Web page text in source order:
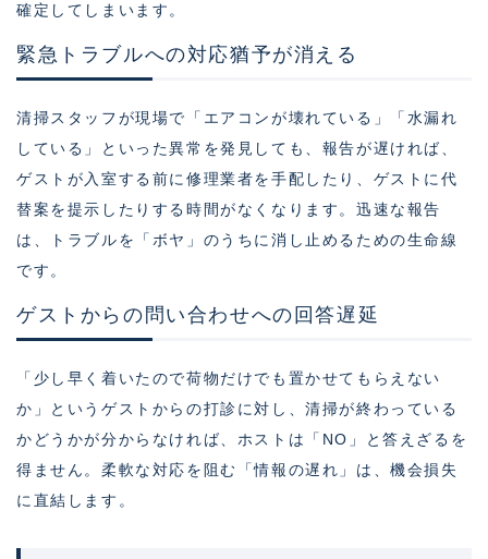
確定してしまいます。
緊急トラブルへの対応猶予が消える
清掃スタッフが現場で「エアコンが壊れている」「水漏れ
している」といった異常を発見しても、報告が遅ければ、
ゲストが入室する前に修理業者を手配したり、ゲストに代
替案を提示したりする時間がなくなります。迅速な報告
は、トラブルを「ボヤ」のうちに消し止めるための生命線
です。
ゲストからの問い合わせへの回答遅延
「少し早く着いたので荷物だけでも置かせてもらえない
か」というゲストからの打診に対し、清掃が終わっている
かどうかが分からなければ、ホストは「NO」と答えざるを
得ません。柔軟な対応を阻む「情報の遅れ」は、機会損失
に直結します。